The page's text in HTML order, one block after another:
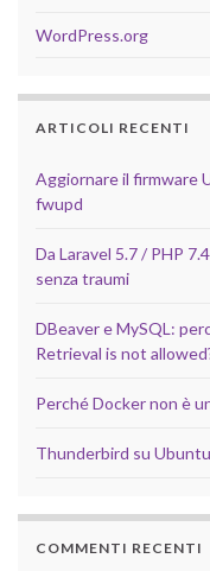
WordPress.org
ARTICOLI RECENTI
Aggiornare il firmware
fwupd
Da Laravel 5.7 / PHP
senza traumi
DBeaver e MySQL:
Retrieval is not
Perché Docker non è
Thunderbird su
COMMENTI RECENTI